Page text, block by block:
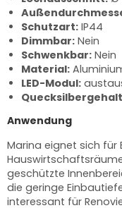
Schutzart: IP44
Dimmbar: Nein
Schwenkbar: Nein
Material:
LED-Modul:
Anwendung
Marina eignet sich für
geschützte
die geringe
interessant für